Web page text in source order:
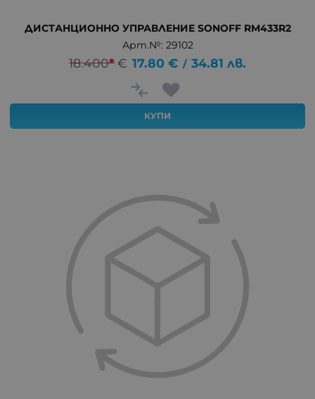
ДИСТАНЦИОННО УПРАВЛЕНИЕ SONOFF RM433R2
Арт.№: 29102
18.400*€ 17.80 € / 34.81 лв.
КУПИ